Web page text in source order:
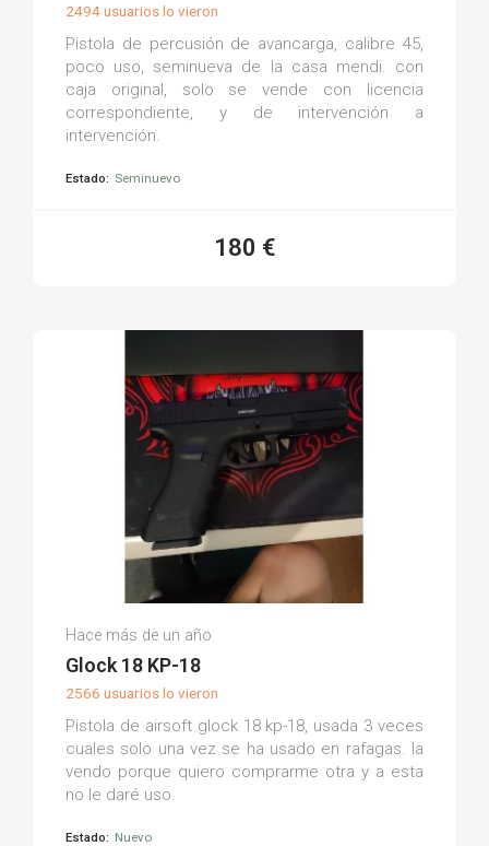
2494 usuarios lo vieron
Pistola de percusión de avancarga, calibre 45,
poco uso, seminueva de la casa mendi. con
caja original, solo se vende con licencia
correspondiente, y de intervención a
intervención.
Estado: Seminuevo
180 €
Paul M.
(0)
Hace más de un año
Glock 18 KP-18
2566 usuarios lo vieron
Pistola de airsoft glock 18 kp-18, usada 3 veces
cuales solo una vez se ha usado en rafagas. la
vendo porque quiero comprarme otra y a esta
no le daré uso.
Estado: Nuevo